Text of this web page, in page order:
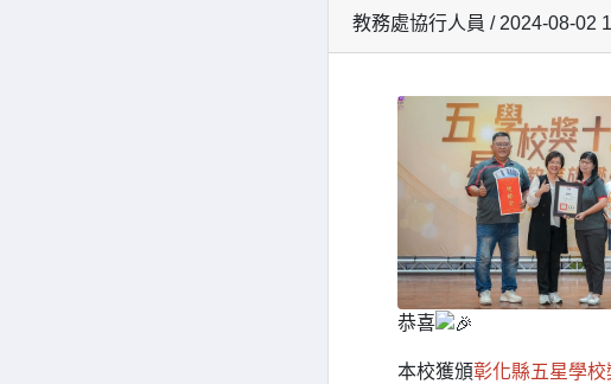
教務處協行人員 / 2024-08-02
恭喜
本校獲頒彰化縣五星學校